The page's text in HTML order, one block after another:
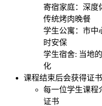
寄宿家庭：深度
传统烤肉晚餐
学生公寓：市中
时安保
学生宿舍: 当地
化
课程结束后会获得证书
每一位学生课程
证书